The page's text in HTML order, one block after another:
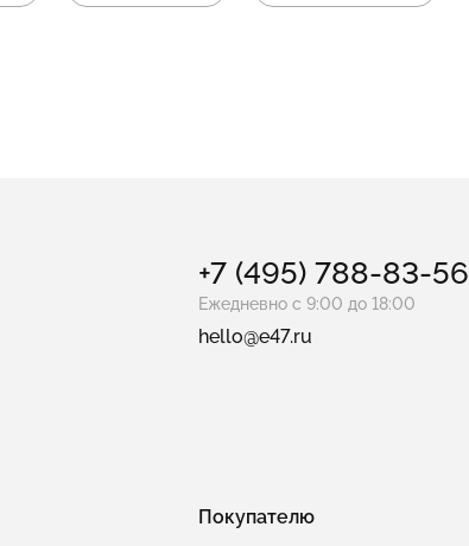
+7 (495) 788-83-56
Ежедневно с 9:00 до 18:00
hello@e47.ru
Покупателю